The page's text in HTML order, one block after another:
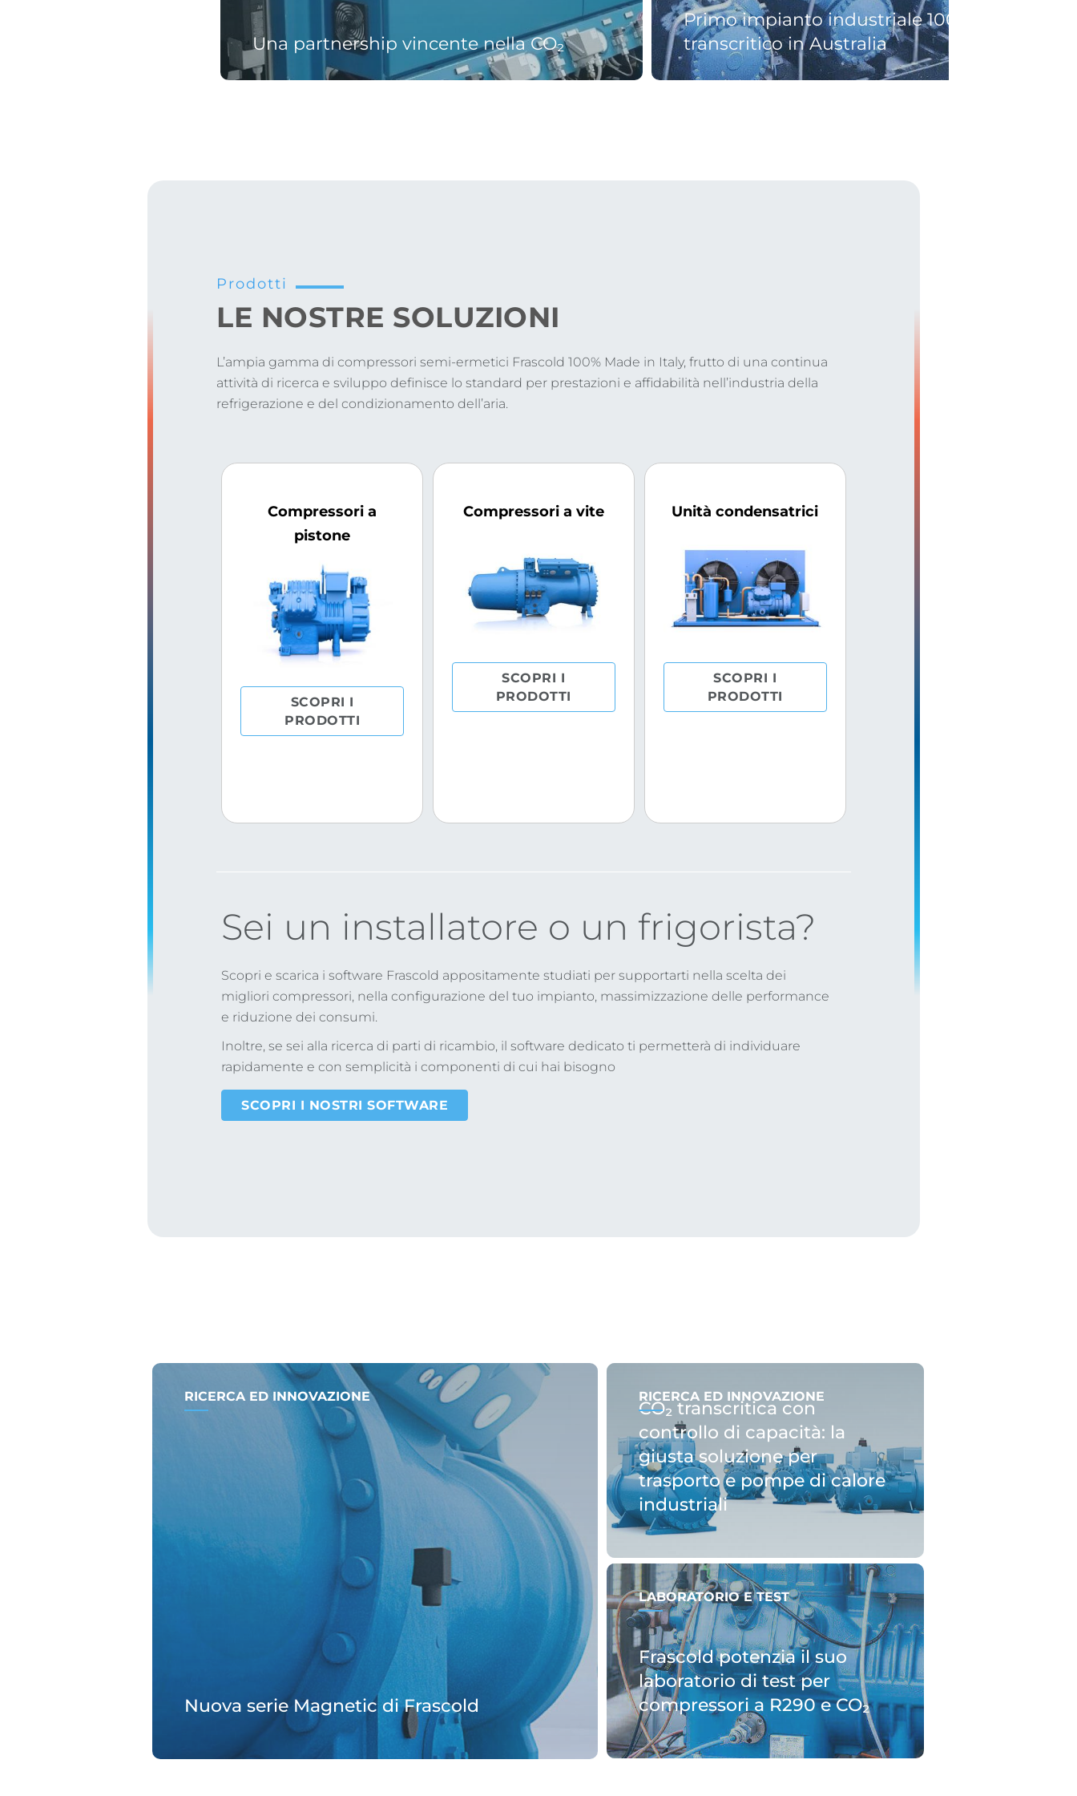
Una partnership vincente nella CO₂
Primo impianto industriale 100% a CO₂
transcritico in Australia
Prodotti
LE NOSTRE SOLUZIONI
L’ampia gamma di compressori semi-ermetici Frascold 100% Made in Italy, frutto di una continua
attività di ricerca e sviluppo definisce lo standard per prestazioni e affidabilità nell’industria della
refrigerazione e del condizionamento dell’aria.
Compressori a
pistone
SCOPRI I
PRODOTTI
Compressori a vite
SCOPRI I
PRODOTTI
Unità condensatrici
SCOPRI I
PRODOTTI
Sei un installatore o un frigorista?
Scopri e scarica i software Frascold appositamente studiati per supportarti nella scelta dei
migliori compressori, nella configurazione del tuo impianto, massimizzazione delle performance
e riduzione dei consumi.
Inoltre, se sei alla ricerca di parti di ricambio, il software dedicato ti permetterà di individuare
rapidamente e con semplicità i componenti di cui hai bisogno
SCOPRI I NOSTRI SOFTWARE
RICERCA ED INNOVAZIONE
Nuova serie Magnetic di Frascold
RICERCA ED INNOVAZIONE
CO₂ transcritica con
controllo di capacità: la
giusta soluzione per
trasporto e pompe di calore
industriali
LABORATORIO E TEST
Frascold potenzia il suo
laboratorio di test per
compressori a R290 e CO₂